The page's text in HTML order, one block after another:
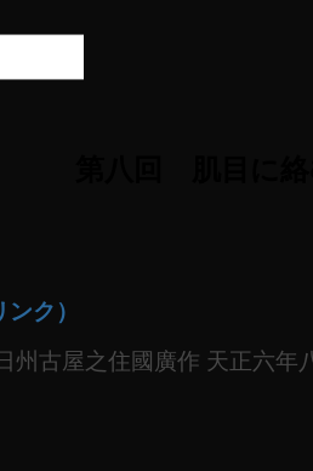
ンク）
古屋之住國廣作 天正六年